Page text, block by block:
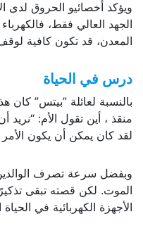
ويؤكد أخصائيو الحروق لدى
الجهد العالي فقط،
المعدن، قد تكون كافية
درس في الحياة
بالنسبة لعائلة ”بيتس” كان
منقذ ، أين تقول الأم: “نريد
لقد كان يمكن أن يكون الأمر
وبفضل سرعة تصرف
الموت. لكن قصته تبقى
الأجهزة الكهربائية في الحياة